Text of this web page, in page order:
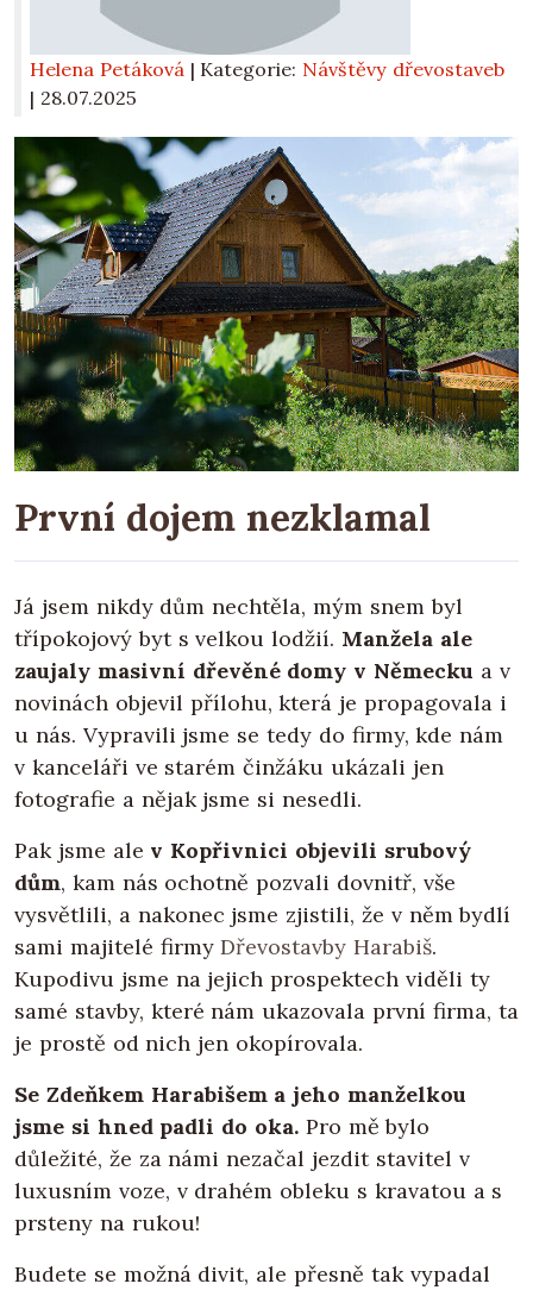
Helena Petáková | Kategorie: Návštěvy dřevostaveb
| 28.07.2025
První dojem nezklamal
Já jsem nikdy dům nechtěla, mým snem byl
třípokojový byt s velkou lodžií. Manžela ale
zaujaly masivní dřevěné domy v Německu a v
novinách objevil přílohu, která je propagovala i
u nás. Vypravili jsme se tedy do firmy, kde nám
v kanceláři ve starém činžáku ukázali jen
fotografie a nějak jsme si nesedli.
Pak jsme ale v Kopřivnici objevili srubový
dům, kam nás ochotně pozvali dovnitř, vše
vysvětlili, a nakonec jsme zjistili, že v něm bydlí
sami majitelé firmyDřevostavby Harabiš.
Kupodivu jsme na jejich prospektech viděli ty
samé stavby, které nám ukazovala první firma, ta
je prostě od nich jen okopírovala.
Se Zdeňkem Harabišem a jeho manželkou
jsme si hned padli do oka. Pro mě bylo
důležité, že za námi nezačal jezdit stavitel v
luxusním voze, v drahém obleku s kravatou a s
prsteny na rukou!
Budete se možná divit, ale přesně tak vypadal